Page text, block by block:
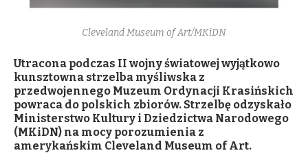
Cleveland Museum of Art/MKiDN
Utracona podczas II wojny światowej wyjątkowo
kunsztowna strzelba myśliwska z
przedwojennego Muzeum Ordynacji Krasińskich
powraca do polskich zbiorów. Strzelbę odzyskało
Ministerstwo Kultury i Dziedzictwa Narodowego
(MKiDN) na mocy porozumienia z
amerykańskim Cleveland Museum of Art.